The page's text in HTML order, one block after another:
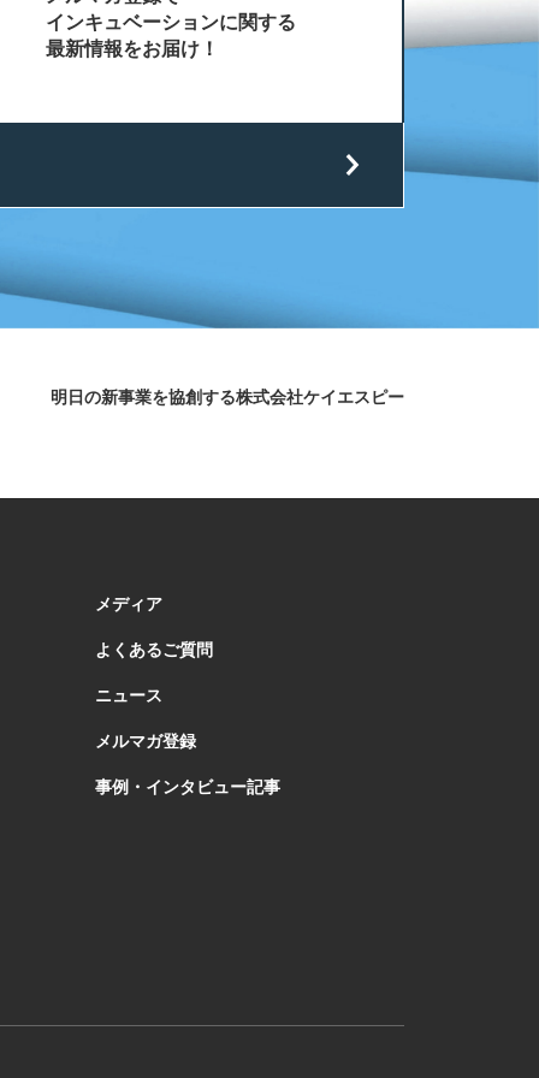
インキュベーションに関する
最新情報をお届け！
明日の新事業を協創する株式会社ケイエスピー
メディア
よくあるご質問
ニュース
メルマガ登録
事例・インタビュー記事